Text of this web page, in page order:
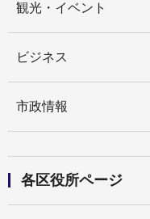
観光・イベント
ビジネス
市政情報
各区役所ページ